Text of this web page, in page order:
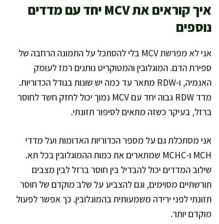
איך קוראים את MCV יחד עם מדדים
נוספים
אני לא מפרשת MCV בלי להסתכל על התמונה הרחבה של
ספירת הדם. המוגלובין והמטוקריט נותנים רמז לעומק
האנמיה, ו-RDW מתאר עד כמה יש שונות בגודל הכדוריות.
מדד RDW גבוה יחד עם MCV נמוך יכול לחזק חשד לחוסר
ברזל, בעיקר כשזה מתאים לסיפור תזונתי.
אני מסתכלת גם על מספר הכדוריות האדומות ועל מדדי
MCH ו-MCHC שמתארים את כמות ההמוגלובין בכל תא.
שילוב המדדים יכול להבדיל בין חוסר ברזל לבין מצבים
תורשתיים מסוימים, וגם להצביע על שלב מוקדם של חוסר
תזונתי לפני ירידה משמעותית בהמוגלובין. כך אפשר לפעול
מוקדם יותר.